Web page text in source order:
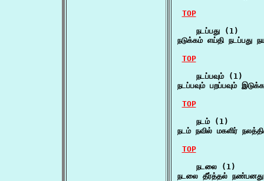
TOP
    நடப்பது (1)
நடுக்கம் எய்தி
TOP
    நடப்பவும் (1)
நடப்பவும் பறப்பவும்
TOP
    நடம் (1)
நடம் நவில் மகளிர்
TOP
    நடலை (1)
நடலை தீர்த்தல்